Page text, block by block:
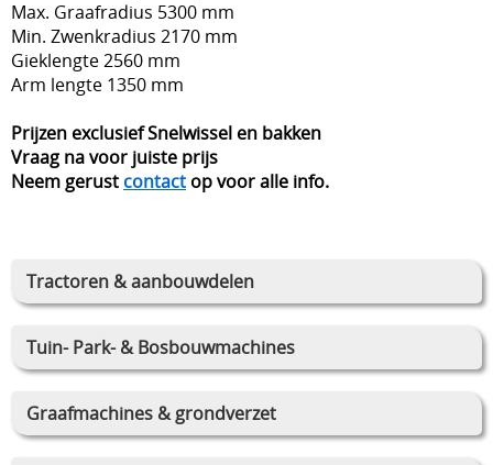
Tractoren & aanbouwdelen
Tuin- Park- & Bosbouwmachines
Graafmachines & grondverzet
Max. Graafradius 5300 mm
Min. Zwenkradius 2170 mm
Gieklengte 2560 mm
Arm lengte 1350 mm
Prijzen exclusief Snelwissel en bakken
Vraag na voor juiste prijs
Neem gerust contact op voor alle info.